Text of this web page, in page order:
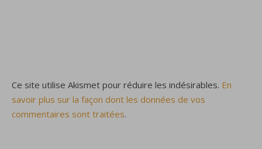
Ce site utilise Akismet pour réduire les indésirables. En
savoir plus sur la façon dont les données de vos
commentaires sont traitées.